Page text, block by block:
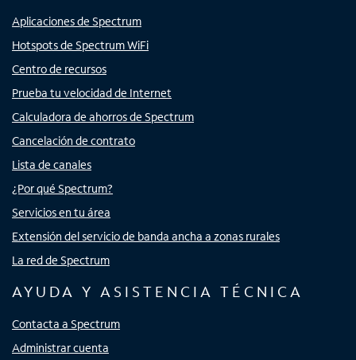
Aplicaciones de Spectrum
Hotspots de Spectrum WiFi
Centro de recursos
Prueba tu velocidad de Internet
Calculadora de ahorros de Spectrum
Cancelación de contrato
Lista de canales
¿Por qué Spectrum?
Servicios en tu área
Extensión del servicio de banda ancha a zonas rurales
La red de Spectrum
AYUDA Y ASISTENCIA TÉCNICA
Contacta a Spectrum
Administrar cuenta